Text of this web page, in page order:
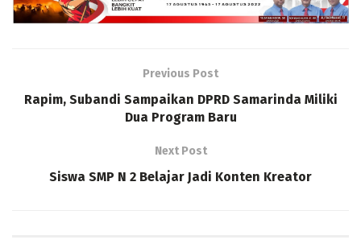
Previous Post
Rapim, Subandi Sampaikan DPRD Samarinda Miliki
Dua Program Baru
Next Post
Siswa SMP N 2 Belajar Jadi Konten Kreator